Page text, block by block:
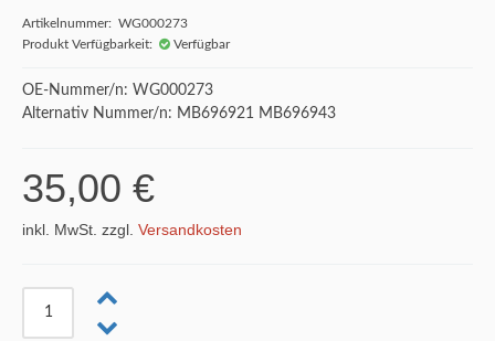
Artikelnummer: WG000273
Produkt Verfügbarkeit:
Verfügbar
OE-Nummer/n: WG000273
Alternativ Nummer/n: MB696921 MB696943
35,00 €
inkl. MwSt. zzgl. Versandkosten